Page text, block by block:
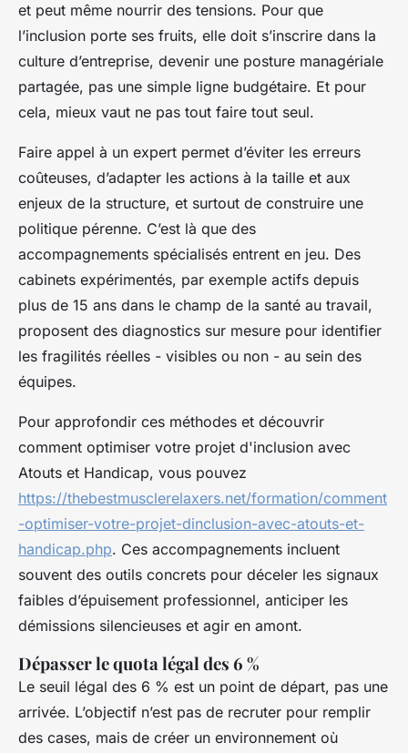
et peut même nourrir des tensions. Pour que
l’inclusion porte ses fruits, elle doit s’inscrire dans la
culture d’entreprise, devenir une posture managériale
partagée, pas une simple ligne budgétaire. Et pour
cela, mieux vaut ne pas tout faire tout seul.
Faire appel à un expert permet d’éviter les erreurs
coûteuses, d’adapter les actions à la taille et aux
enjeux de la structure, et surtout de construire une
politique pérenne. C’est là que des
accompagnements spécialisés entrent en jeu. Des
cabinets expérimentés, par exemple actifs depuis
plus de 15 ans dans le champ de la santé au travail,
proposent des diagnostics sur mesure pour identifier
les fragilités réelles - visibles ou non - au sein des
équipes.
Pour approfondir ces méthodes et découvrir
comment optimiser votre projet d'inclusion avec
Atouts et Handicap, vous pouvez
https://thebestmusclerelaxers.net/formation/comment
-optimiser-votre-projet-dinclusion-avec-atouts-et-
handicap.php. Ces accompagnements incluent
souvent des outils concrets pour déceler les signaux
faibles d’épuisement professionnel, anticiper les
démissions silencieuses et agir en amont.
Dépasser le quota légal des 6 %
Le seuil légal des 6 % est un point de départ, pas une
arrivée. L’objectif n’est pas de recruter pour remplir
des cases, mais de créer un environnement où